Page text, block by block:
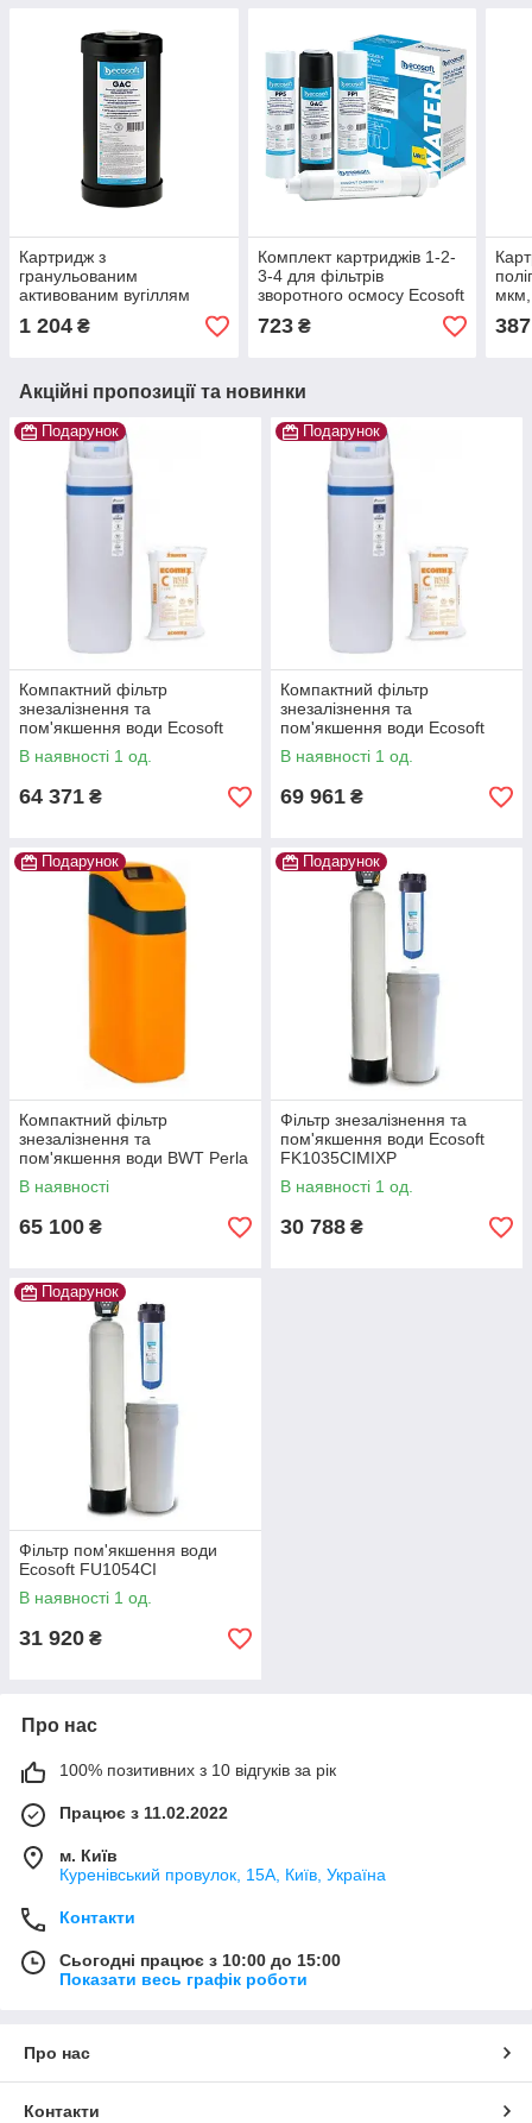
Картридж з
гранульованим
активованим вугіллям
Ecosoft 4,5"х10" (від
хлору)
1 204 ₴
Комплект картриджів 1-2-
3-4 для фільтрів
зворотного осмосу Ecosoft
723₴ 387
Акційні пропозиції та новинки
Подарунок
Компактний фільтр
знезалізнення та
пом'якшення води Ecosoft
Titanium Gold 250
В наявності 1 од.
64 371 ₴
Подарунок
Компактний фільтр
знезалізнення та
пом'якшення води Ecosoft
Titanium Gold 370
В наявності 1 од.
69 961 ₴
Подарунок
Компактний фільтр
знезалізнення та
пом'якшення води BWT Perla
Silk Ecomix
В наявності
65 100 ₴
Подарунок
Фільтр знезалізнення та
пом'якшення води Ecosoft
FK1035CIMIXP
В наявності 1 од.
30 788 ₴
Подарунок
Фільтр пом'якшення води
Ecosoft FU1054CI
В наявності 1 од.
31 920 ₴
Про нас
100% позитивних з 10 відгуків за рік
Працює з 11.02.2022
м. Київ
Куренівський провулок, 15А, Київ, Україна
Контакти
Сьогодні працює з 10:00 до 15:00
Показати весь графік роботи
Про нас
Контакти